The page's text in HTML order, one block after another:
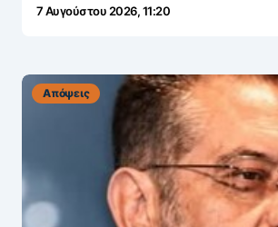
7 Αυγούστου 2026, 11:20
Απόψεις